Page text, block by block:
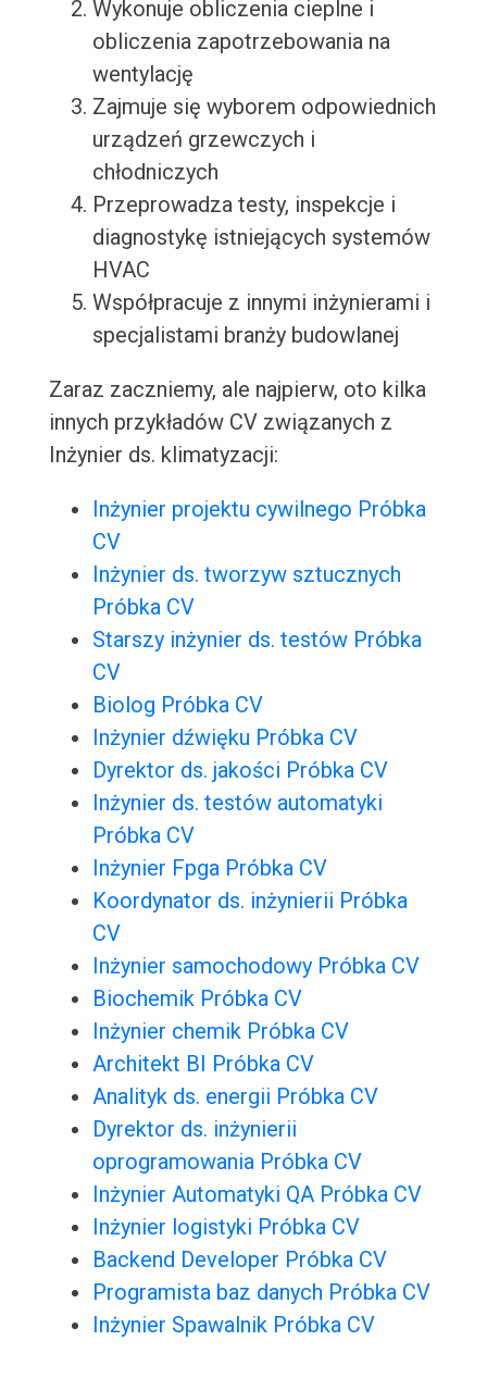
Wykonuje obliczenia cieplne i
obliczenia zapotrzebowania na
wentylację
Zajmuje się wyborem odpowiednich
urządzeń grzewczych i
chłodniczych
Przeprowadza testy, inspekcje i
diagnostykę istniejących systemów
HVAC
Współpracuje z innymi inżynierami i
specjalistami branży budowlanej
Zaraz zaczniemy, ale najpierw, oto kilka
innych przykładów CV związanych z
Inżynier ds. klimatyzacji:
Inżynier projektu cywilnego Próbka
CV
Inżynier ds. tworzyw sztucznych
Próbka CV
Starszy inżynier ds. testów Próbka
CV
Biolog Próbka CV
Inżynier dźwięku Próbka CV
Dyrektor ds. jakości Próbka CV
Inżynier ds. testów automatyki
Próbka CV
Inżynier Fpga Próbka CV
Koordynator ds. inżynierii Próbka
CV
Inżynier samochodowy Próbka CV
Biochemik Próbka CV
Inżynier chemik Próbka CV
Architekt BI Próbka CV
Analityk ds. energii Próbka CV
Dyrektor ds. inżynierii
oprogramowania Próbka CV
Inżynier Automatyki QA Próbka CV
Inżynier logistyki Próbka CV
Backend Developer Próbka CV
Programista baz danych Próbka CV
Inżynier Spawalnik Próbka CV